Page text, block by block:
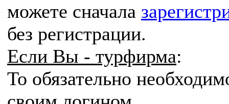
можете сначала
без регистрации.
Если Вы - турфирма:
То обязательно